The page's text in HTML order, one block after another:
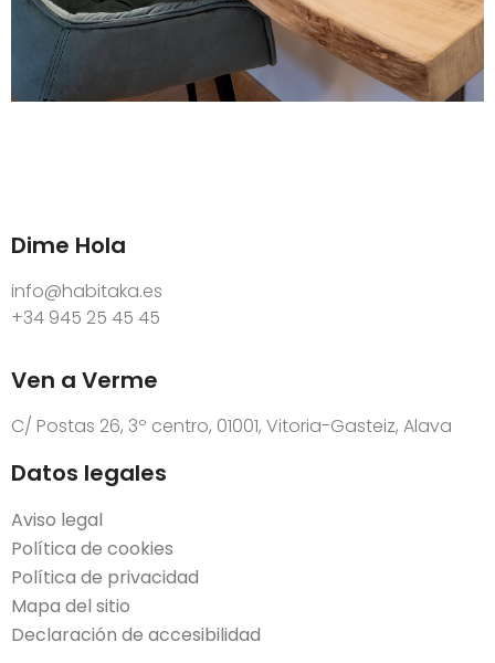
Dime Hola
info@habitaka.es
+34 945 25 45 45
Ven a Verme
C/ Postas 26, 3º centro, 01001, Vitoria-Gasteiz, Alava
Datos legales
Aviso legal
Política de cookies
Política de privacidad
Mapa del sitio
Declaración de accesibilidad